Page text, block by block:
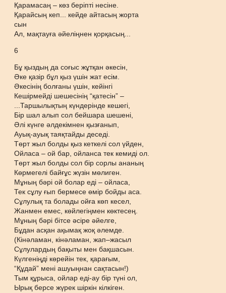
Қарамасаң – көз беріпті несіне.
Қарайсың кеп... кейде айтасың жорта
сын
Ал, мақтауға әйеліңнен қорқасың...
6
Бұ қыздың да соғыс жұтқан әкесін,
Әке қазір бұл қыз үшін жат есім.
Әкесінің болғаны үшін, кейінгі
Кешірмейді шешесінің “қатесін” –
...Таршылықтың күндерінде кешегі,
Бір шал алып сол бейшара шешені,
Әлі күнге әлдекімнен қызғанып,
Ауық-ауық таяқтайды деседі.
Төрт жыл болды қыз кеткелі сол үйден,
Ойласа – ой бар, ойланса тек кемиді ол.
Төрт жыл болды сол бір сорлы ананың
Көрмегелі байғұс жүзін мөлиген.
Мұның бәрі ой болар еді – ойласа,
Тек сұлу ғып бермесе өмір бойды аса.
Сұлулық та болады ойға көп кесел,
Жанмен емес, көйлегіңмен көктесең.
Мұның бәрі бітсе әсіре әйелге,
Бұдан асқан ақымақ жоқ әлемде.
(Кінәламан, кінәламан, жап–жасыл
Сұлулардың бақыты мен бақшасын.
Күлгеніңді көрейін тек, қарағым,
“Құдай” мені ашуыңнан сақтасын!)
Тым құрыса, ойлар еді-ау бір түні ол,
Ырық берсе жүрек шіркін кілкіген.